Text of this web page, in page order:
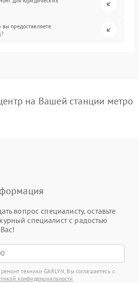
предоставляете
на Вашей станции метро
вопрос специалисту, оставьте
специалист с радостью
техники GARLYN, Вы соглашаетесь с
конфиденциальности